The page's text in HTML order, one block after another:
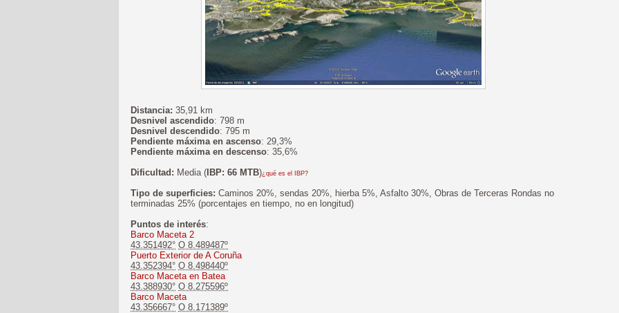
Distancia: 35,91 km
Desnivel ascendido: 798 m
Desnivel descendido: 795 m
Pendiente máxima en ascenso: 29,3%
Pendiente máxima en descenso: 35,6%
Dificultad: Media ( IBP: 66 MTB)¿qué es el IBP?
Tipo de superficies: Caminos 20%, sendas 20%, hierba 5%, Asfalto 30%, Obras de Terceras Rondas no
terminadas 25% (porcentajes en tiempo, no en longitud)
Puntos de interés:
Barco Maceta 2
43.351492° O 8.489487º
Puerto Exterior de A Coruña
43.352394° O 8.498440º
Barco Maceta en Batea
43.388930° O 8.275596º
Barco Maceta
43.356667° O 8.171389º